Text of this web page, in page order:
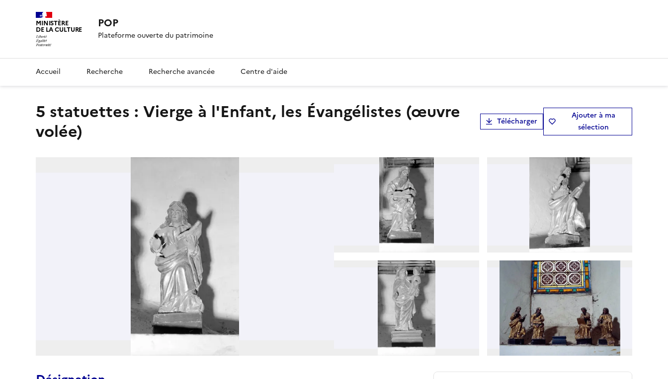
MINISTÈRE
DE LA CULTURE POP
Plateforme ouverte du patrimoine
Accueil Recherche Recherche avancée Centre d'aide
5 statuettes : Vierge à l'Enfant, les Évangélistes (œuvre
volée)
Télécharger
Ajouter à ma
sélection